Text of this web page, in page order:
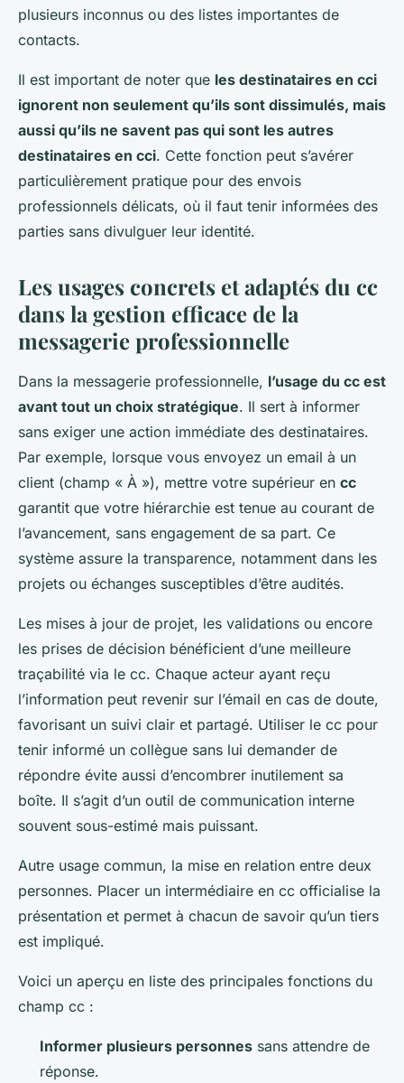
plusieurs inconnus ou des listes importantes de
contacts.
Il est important de noter que les destinataires en cci
ignorent non seulement qu’ils sont dissimulés, mais
aussi qu’ils ne savent pas qui sont les autres
destinataires en cci. Cette fonction peut s’avérer
particulièrement pratique pour des envois
professionnels délicats, où il faut tenir informées des
parties sans divulguer leur identité.
Les usages concrets et adaptés du cc
dans la gestion efficace de la
messagerie professionnelle
Dans la messagerie professionnelle, l’usage du cc est
avant tout un choix stratégique. Il sert à informer
sans exiger une action immédiate des destinataires.
Par exemple, lorsque vous envoyez un email à un
client (champ « À »), mettre votre supérieur en cc
garantit que votre hiérarchie est tenue au courant de
l’avancement, sans engagement de sa part. Ce
système assure la transparence, notamment dans les
projets ou échanges susceptibles d’être audités.
Les mises à jour de projet, les validations ou encore
les prises de décision bénéficient d’une meilleure
traçabilité via le cc. Chaque acteur ayant reçu
l’information peut revenir sur l’émail en cas de doute,
favorisant un suivi clair et partagé. Utiliser le cc pour
tenir informé un collègue sans lui demander de
répondre évite aussi d’encombrer inutilement sa
boîte. Il s’agit d’un outil de communication interne
souvent sous-estimé mais puissant.
Autre usage commun, la mise en relation entre deux
personnes. Placer un intermédiaire en cc officialise la
présentation et permet à chacun de savoir qu’un tiers
est impliqué.
Voici un aperçu en liste des principales fonctions du
champ cc :
Informer plusieurs personnes sans attendre de
réponse.